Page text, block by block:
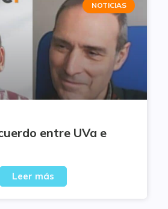
NOTICIAS
entre UVa e
Leer más